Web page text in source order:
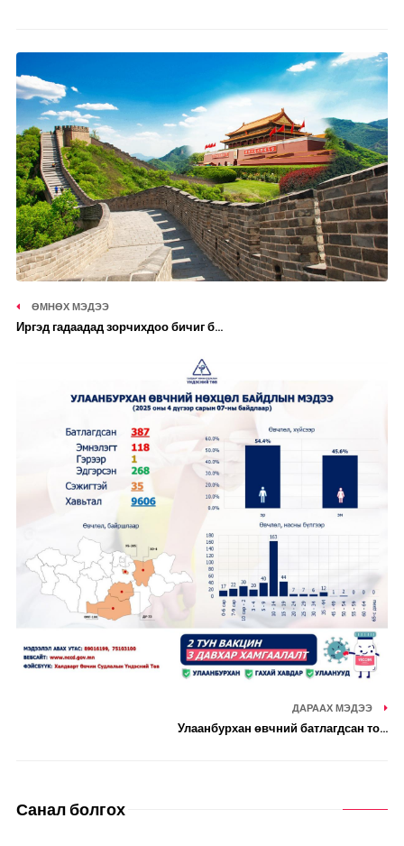
ӨМНӨХ МЭДЭЭ
Иргэд гадаадад зорчихдоо бичиг б...
ДАРААХ МЭДЭЭ
Улаанбурхан өвчний батлагдсан то...
Санал болгох